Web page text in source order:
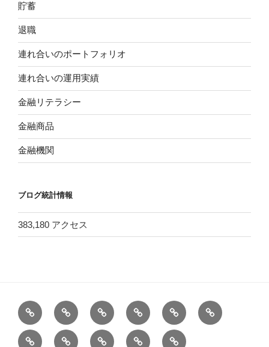
貯蓄
退職
連れ合いのポートフォリオ
連れ合いの運用実績
金融リテラシー
金融商品
金融機関
ブログ統計情報
383,180 アクセス
ホ
ー
ム
バ
ン
ガ
＜
改
訂
＜
改
訂
膨
大
す
健
康、
1 三 プ お 注